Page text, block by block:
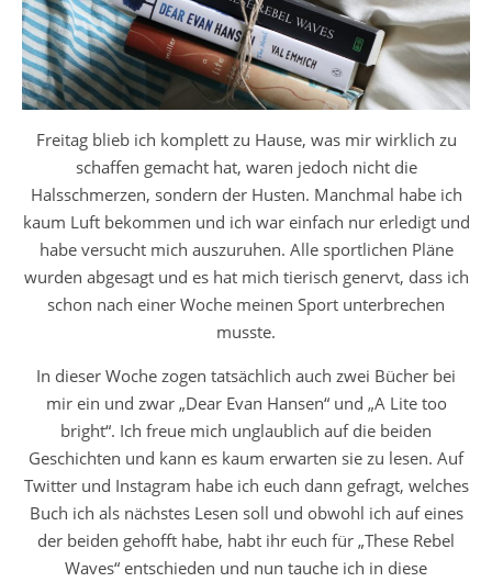
Freitag blieb ich komplett zu Hause, was mir wirklich zu
schaffen gemacht hat, waren jedoch nicht die
Halsschmerzen, sondern der Husten. Manchmal habe ich
kaum Luft bekommen und ich war einfach nur erledigt und
habe versucht mich auszuruhen. Alle sportlichen Pläne
wurden abgesagt und es hat mich tierisch genervt, dass ich
schon nach einer Woche meinen Sport unterbrechen
musste.
In dieser Woche zogen tatsächlich auch zwei Bücher bei
mir ein und zwar „Dear Evan Hansen“ und „A Lite too
bright“. Ich freue mich unglaublich auf die beiden
Geschichten und kann es kaum erwarten sie zu lesen. Auf
Twitter und Instagram habe ich euch dann gefragt, welches
Buch ich als nächstes Lesen soll und obwohl ich auf eines
der beiden gehofft habe, habt ihr euch für „These Rebel
Waves“ entschieden und nun tauche ich in diese